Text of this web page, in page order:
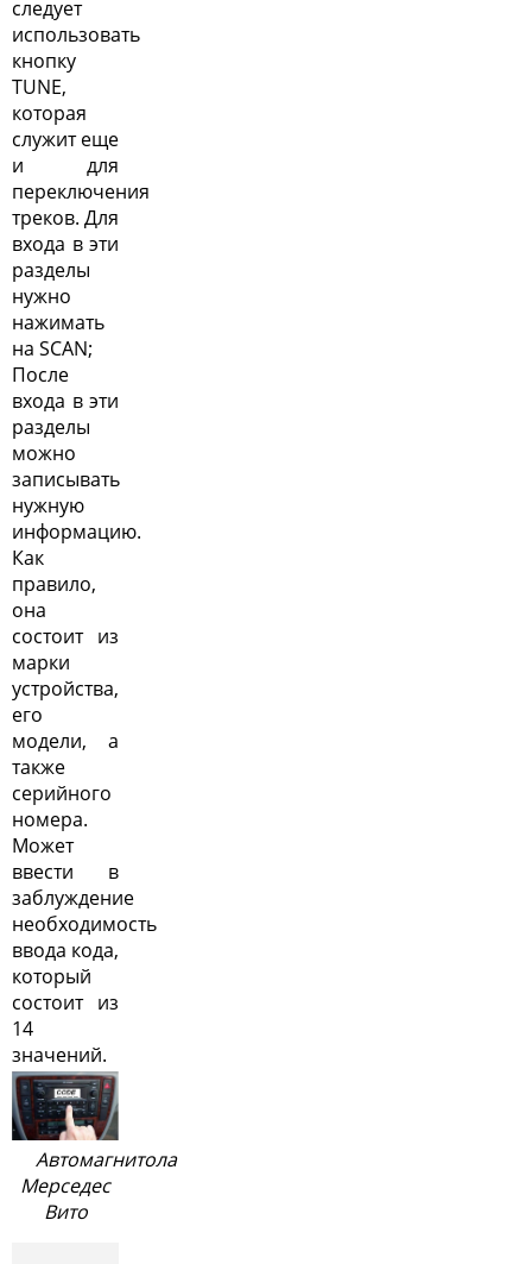
следует
использовать
кнопку
TUNE,
которая
служит еще
и для
переключения
треков. Для
входа в эти
разделы
нужно
нажимать
на SCAN;
После
входа в эти
разделы
можно
записывать
нужную
информацию.
Как
правило,
она
состоит из
марки
устройства,
его
модели, а
также
серийного
номера.
Может
ввести в
заблуждение
необходимость
ввода кода,
который
состоит из
14
значений.
Автомагнитола
Мерседес
Вито